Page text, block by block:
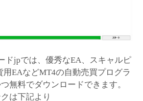
ドjpでは、優秀なEA、スキャルピ
用EAなどMT4の自動売買プログラ
無料でダウンロードできます。
は下記より